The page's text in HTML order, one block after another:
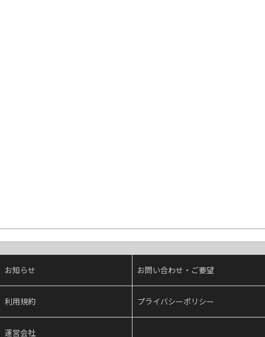
お知らせ お問い合わせ・ご要望
利用規約 プライバシーポリシー
運営会社